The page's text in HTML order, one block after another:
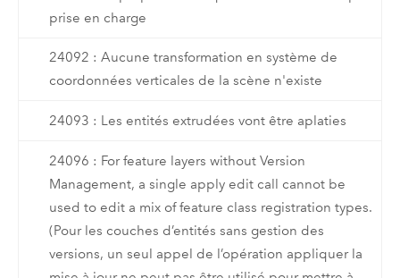
prise en charge
24092 : Aucune transformation en système de
coordonnées verticales de la scène n'existe
24093 : Les entités extrudées vont être aplaties
24096 : For feature layers without Version
Management, a single apply edit call cannot be
used to edit a mix of feature class registration types.
(Pour les couches d’entités sans gestion des
versions, un seul appel de l’opération appliquer la